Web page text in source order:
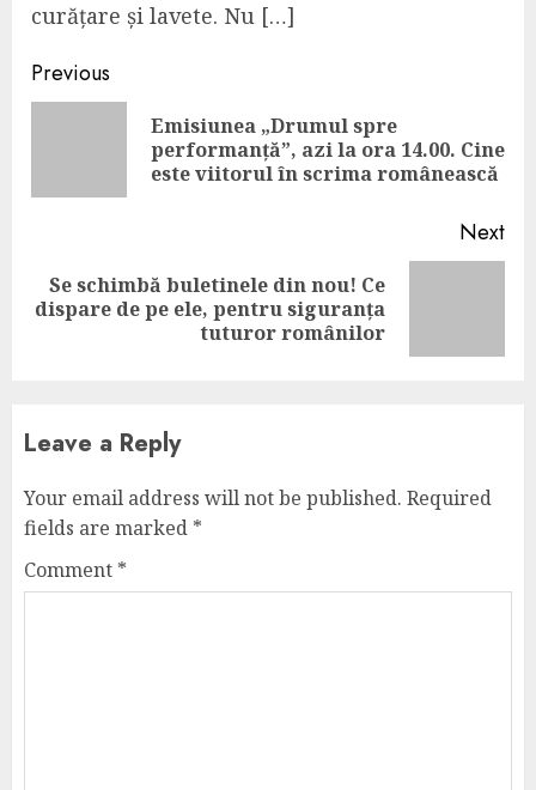
curățare și lavete. Nu […]
Continue
Reading
Previous
Emisiunea „Drumul spre
performanță”, azi la ora 14.00. Cine
este viitorul în scrima românească
Next
Next
Se schimbă buletinele din nou! Ce
dispare de pe ele, pentru siguranța
tuturor românilor
Leave a Reply
Your email address will not be published. Required
fields are marked *
Comment *